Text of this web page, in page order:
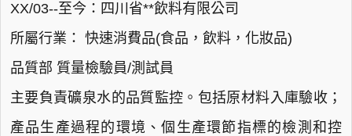
XX/03--至今：四川省**飲料有限公司
所屬行業： 快速消費品(食品，飲料，化妝品)
品質部 質量檢驗員/測試員
主要負責礦泉水的品質監控。包括原材料入庫驗收；
產品生產過程的環境、個生產環節指標的檢測和控